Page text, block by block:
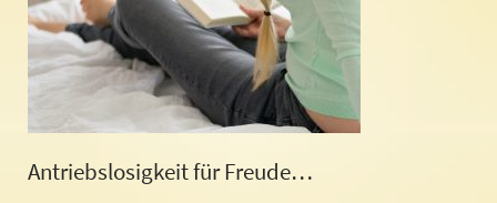
Antriebslosigkeit für Freude…